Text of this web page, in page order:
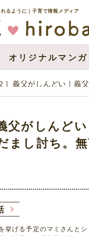
るように｜子育て情報メディア
オリジナルマンガ
２］義父がしんどい｜義
父がしんど
まし討ち。
挙げる予定のマミさんと